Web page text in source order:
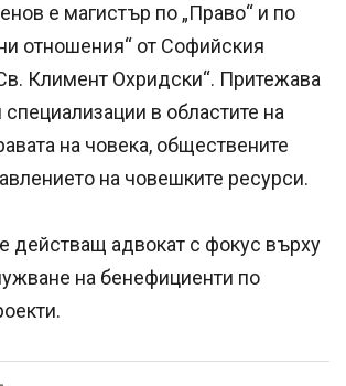
е магистър по „Право“ и по
отношения“ от Софийския
Климент Охридски“. Притежава
в областите на
на човека, обществените
на човешките ресурси.
действащ адвокат с фокус върху
на бенефициенти по